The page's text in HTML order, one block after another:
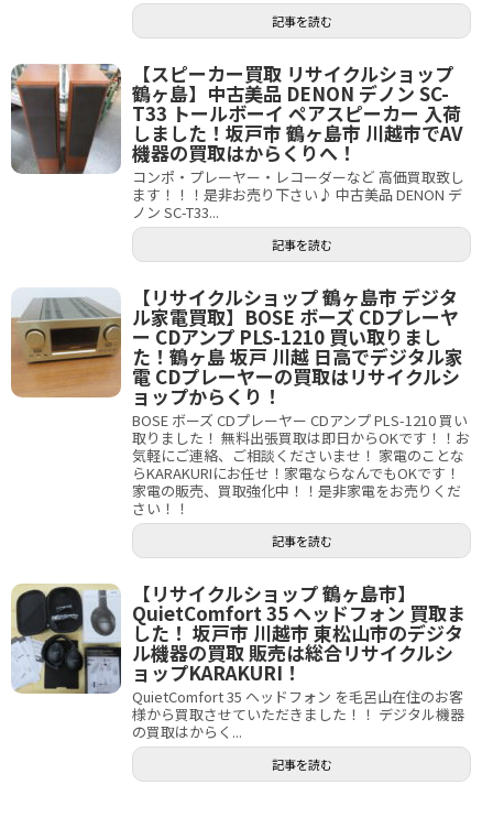
記事を読む
【スピーカー買取 リサイクルショップ
鶴ヶ島】中古美品 DENON デノン SC-
T33 トールボーイ ペアスピーカー 入荷
しました！坂戸市 鶴ヶ島市 川越市でAV
機器の買取はからくりへ！
コンポ・プレーヤー・レコーダーなど 高価買取致し
ます！！！是非お売り下さい♪ 中古美品 DENON デ
ノン SC-T33...
記事を読む
【リサイクルショップ 鶴ヶ島市 デジタ
ル家電買取】BOSE ボーズ CDプレーヤ
ー CDアンプ PLS-1210 買い取りまし
た！鶴ヶ島 坂戸 川越 日高でデジタル家
電 CDプレーヤーの買取はリサイクルシ
ョップからくり！
BOSE ボーズ CDプレーヤー CDアンプ PLS-1210 買い
取りました！ 無料出張買取は即日からOKです！！お
気軽にご連絡、ご相談くださいませ！ 家電のことな
らKARAKURIにお任せ！家電ならなんでもOKです！
家電の販売、買取強化中！！是非家電をお売りくだ
さい！！
記事を読む
【リサイクルショップ 鶴ヶ島市】
QuietComfort 35 ヘッドフォン 買取ま
した！ 坂戸市 川越市 東松山市のデジタ
ル機器の買取 販売は総合リサイクルシ
ョップKARAKURI！
QuietComfort 35 ヘッドフォン を毛呂山在住のお客
様から買取させていただきました！！ デジタル機器
の買取はからく...
記事を読む